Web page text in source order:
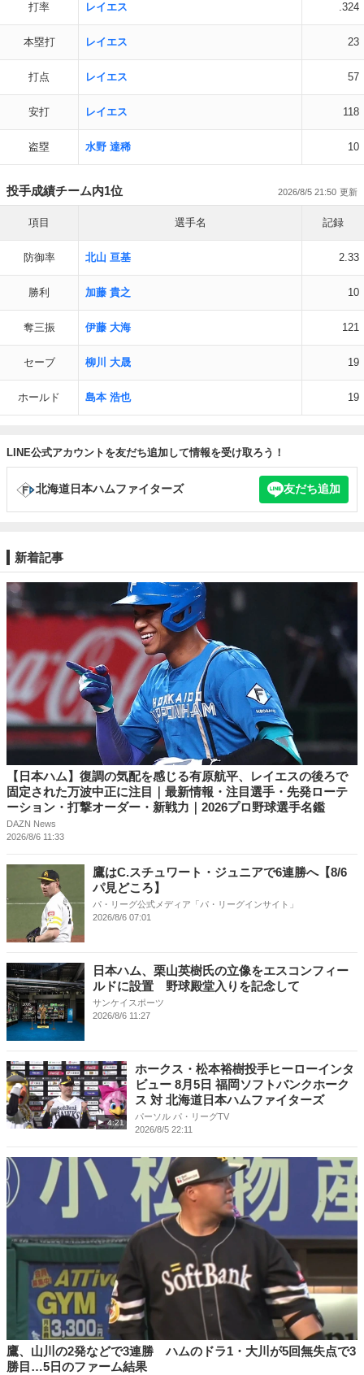
打率 レイエス .324
本塁打 レイエス 23
打点 レイエス 57
安打 レイエス 118
盗塁 水野 達稀 10
投手成績チーム内1位 2026/8/5 21:50
項目 選手名 記録
防御率 北山 亘基 2.33
勝利 加藤 貴之 10
奪三振 伊藤 大海 121
セーブ 柳川 大晟 19
ホールド 島本 浩也 19
LINE公式アカウントを友だち追加して情報を受け取ろう！
北海道日本ハムファイターズ 友だち追加
新着記事
【日本ハム】復調の気配を感じる有原航平、レイエスの後ろで
固定された万波中正に注目｜最新情報・注目選手・先発ローテ
ーション・打撃オーダー・新戦力｜2026プロ野球選手名鑑
DAZN News
2026/8/6 11:33
鷹はC.スチュワート・ジュニアで6連勝へ【8/6
パ見どころ】
パ・リーグ公式メディア「パ・リーグインサイト」
2026/8/6 07:01
日本ハム、栗山英樹氏の立像をエスコンフィー
ルドに設置 野球殿堂入りを記念して
サンケイスポーツ
2026/8/6 11:27
4:21
ホークス・松本裕樹投手ヒーローインタ
ビュー 8月5日 福岡ソフトバンクホーク
ス 対 北海道日本ハムファイターズ
パーソル パ・リーグTV
2026/8/5 22:11
鷹、山川の2発などで3連勝 ハムのドラ1・大川が5回無失点で3
勝目…5日のファーム結果